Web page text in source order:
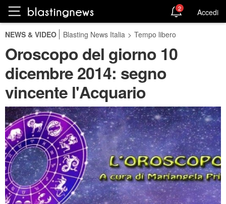
2 Accedi
NEWS & VIDEO Blasting News Italia > Tempo libero
Oroscopo del giorno 10
dicembre 2014: segno
vincente l'Acquario